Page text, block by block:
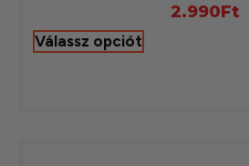
2.990Ft
Válassz opciót